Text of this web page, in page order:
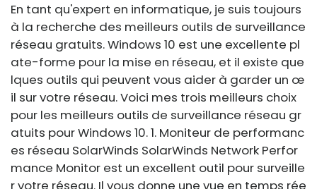
En tant qu'expert en informatique, je suis toujours
à la recherche des meilleurs outils de surveillance
réseau gratuits. Windows 10 est une excellente pl
ate-forme pour la mise en réseau, et il existe que
lques outils qui peuvent vous aider à garder un œ
il sur votre réseau. Voici mes trois meilleurs choix
pour les meilleurs outils de surveillance réseau gr
atuits pour Windows 10. 1. Moniteur de performanc
es réseau SolarWinds SolarWinds Network Perfor
mance Monitor est un excellent outil pour surveille
r votre réseau. Il vous donne une vue en temps rée